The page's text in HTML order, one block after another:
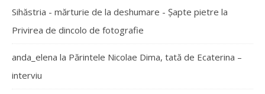
Sihăstria - mărturie de la deshumare - Şapte pietre la
Privirea de dincolo de fotografie
anda_elena la Părintele Nicolae Dima, tată de Ecaterina –
interviu